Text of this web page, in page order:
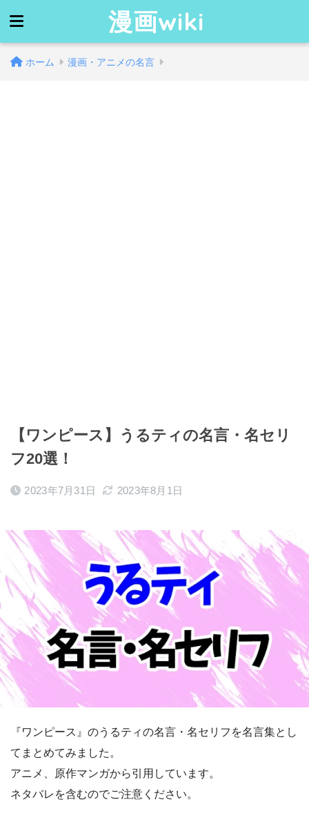
漫画wiki
ホーム 漫画・アニメの名言
【ワンピース】うるティの名言・名セリ
フ20選！
2023年7月31日 2023年8月1日
『ワンピース』のうるティの名言・名セリフを名言集とし
てまとめてみました。
アニメ、原作マンガから引用しています。
ネタバレを含むのでご注意ください。